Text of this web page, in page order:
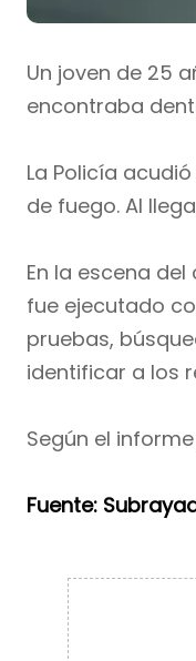
Un joven de 25
encontraba
La Policía
de fuego. Al
En la escena
fue ejecutado
pruebas,
identificar a los
Según el
Fuente: